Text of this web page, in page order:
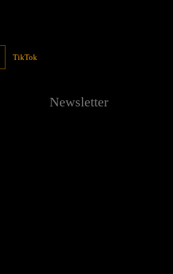
TikTok
Newsletter